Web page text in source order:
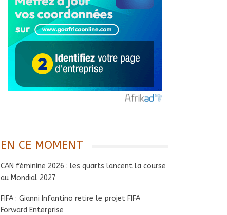
EN CE MOMENT
CAN féminine 2026 : les quarts lancent la course
au Mondial 2027
FIFA : Gianni Infantino retire le projet FIFA
Forward Enterprise